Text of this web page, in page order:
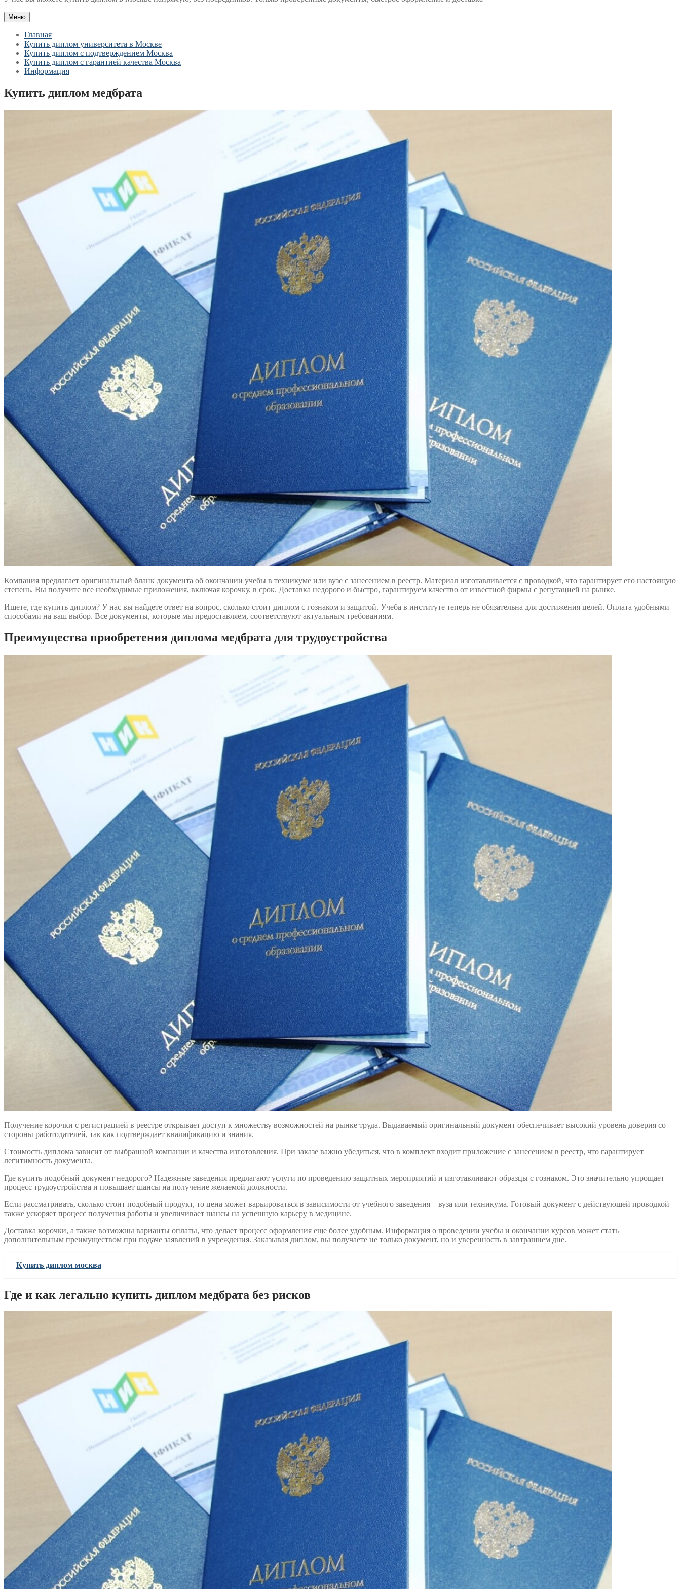
Меню
Главная
Купить диплом университета в Москве
Купить диплом с подтверждением Москва
Купить диплом с гарантией качества Москва
Информация
Купить диплом медбрата
Компания предлагает оригинальный бланк документа об окончании учебы в техникуме или вузе с занесением в реестр. Материал изготавливается с проводкой, что гарантирует его настоящую
степень. Вы получите все необходимые приложения, включая корочку, в срок. Доставка недорого и быстро, гарантируем качество от известной фирмы с репутацией на рынке.
Ищете, где купить диплом? У нас вы найдете ответ на вопрос, сколько стоит диплом с гознаком и защитой. Учеба в институте теперь не обязательна для достижения целей. Оплата удобными
способами на ваш выбор. Все документы, которые мы предоставляем, соответствуют актуальным требованиям.
Преимущества приобретения диплома медбрата для трудоустройства
Получение корочки с регистрацией в реестре открывает доступ к множеству возможностей на рынке труда. Выдаваемый оригинальный документ обеспечивает высокий уровень доверия со
стороны работодателей, так как подтверждает квалификацию и знания.
Стоимость диплома зависит от выбранной компании и качества изготовления. При заказе важно убедиться, что в комплект входит приложение с занесением в реестр, что гарантирует
легитимность документа.
Где купить подобный документ недорого? Надежные заведения предлагают услуги по проведению защитных мероприятий и изготавливают образцы с гознаком. Это значительно упрощает
процесс трудоустройства и повышает шансы на получение желаемой должности.
Если рассматривать, сколько стоит подобный продукт, то цена может варьироваться в зависимости от учебного заведения – вуза или техникума. Готовый документ с действующей проводкой
также ускоряет процесс получения работы и увеличивает шансы на успешную карьеру в медицине.
Доставка корочки, а также возможны варианты оплаты, что делает процесс оформления еще более удобным. Информация о проведении учебы и окончании курсов может стать
дополнительным преимуществом при подаче заявлений в учреждения. Заказывая диплом, вы получаете не только документ, но и уверенность в завтрашнем дне.
Купить диплом москва
Где и как легально купить диплом медбрата без рисков